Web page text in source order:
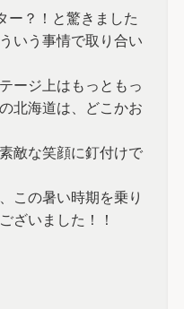
ー？！と驚きました
いう事情で取り合い
ージ上はもっともっ
北海道は、どこかお
敵な笑顔に釘付けで
この暑い時期を乗り
ざいました！！